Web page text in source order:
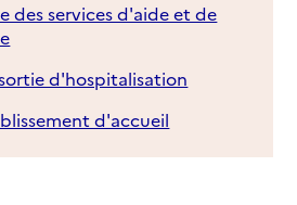
des services d'aide et de
d'hospitalisation
d'accueil